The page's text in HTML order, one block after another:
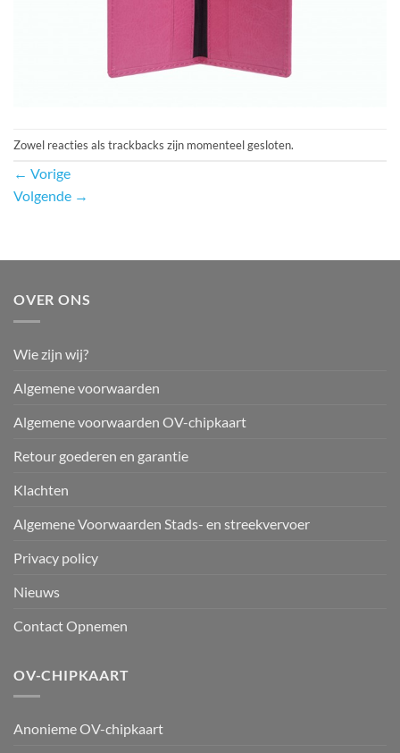
Zowel reacties als trackbacks zijn momenteel gesloten.
← Vorige
Volgende →
OVER ONS
Wie zijn wij?
Algemene voorwaarden
Algemene voorwaarden OV-chipkaart
Retour goederen en garantie
Klachten
Algemene Voorwaarden Stads- en streekvervoer
Privacy policy
Nieuws
Contact Opnemen
OV-CHIPKAART
Anonieme OV-chipkaart